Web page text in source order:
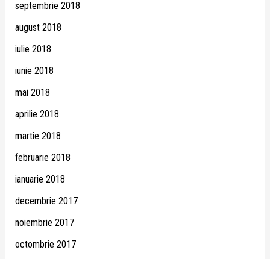
septembrie 2018
august 2018
iulie 2018
iunie 2018
mai 2018
aprilie 2018
martie 2018
februarie 2018
ianuarie 2018
decembrie 2017
noiembrie 2017
octombrie 2017